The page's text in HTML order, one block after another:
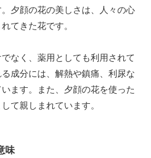
夕顔の花の美しさは、人々の心
てきた花です。
なく、薬用としても利用されて
成分には、解熱や鎮痛、利尿な
ます。また、夕顔の花を使った
て親しまれています。
味